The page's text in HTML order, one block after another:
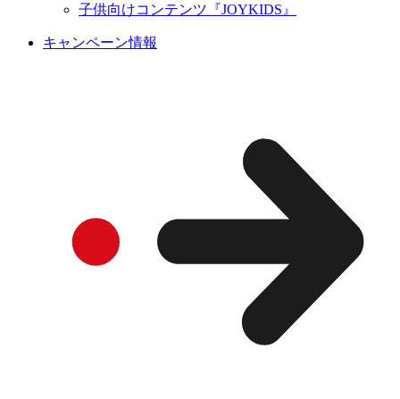
子供向けコンテンツ『JOYKIDS』
キャンペーン情報